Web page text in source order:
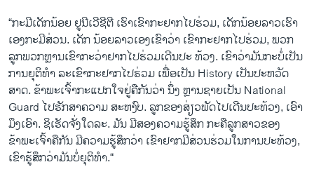
“ກະມີເດັກນ້ອຍ ຢູນີເວີຊີຕີ ເຮົາເຂົາກະຢາກໄປຮ່ວມ, ເດັກນ້ອຍລາວເຮົາ
ເອງກະມີສ່ວນ. ເດັກ ນ້ອຍລາວເອງເຂົາວ່າ ເຂົາກະຢາກໄປຮ່ວມ, ພວກ
ລູກພວກຫຼານເຂົາກະວ່າຢາກໄປຮ່ວມເດີນປະ ທ້ວງ. ເຂົາວ່າມັນກະບໍ່ເປັນ
ການຍຸຕິທຳ ລະເຂົາກະຢາກໄປຮ່ວມ ເພື່ອເປັນ History ເປັນປະຫວັດ
ສາດ. ຂ້າພະເຈົ້າກະແປກໃຈຢູ່ຄືກັນວ່າ ນຶ່ງ ຫຼານຊາຍເປັນ National
Guard ໄປຮັກສາຄວາມ ສະຫງົບ. ລູກຂອງສ່ຽວພັດໄປເດີນປະທ້ວງ, ເອົາ
ມຶງເອົາ. ຊິເຮັດຈັ່ງໃດລະ. ມັນ ມີສອງຄວາມຮູ້ສຶກ ກະຄືລູກສາວຂອງ
ຂ້າພະເຈົ້າຄືກັນ ມີຄວາມຮູ້ສຶກວ່າ ເຂົາຢາກມີສ່ວນຮ່ວມໃນການປະທ້ວງ,
ເຂົາຮູ້ສຶກວ່າມັນບໍ່ຍຸຕິທຳ.“